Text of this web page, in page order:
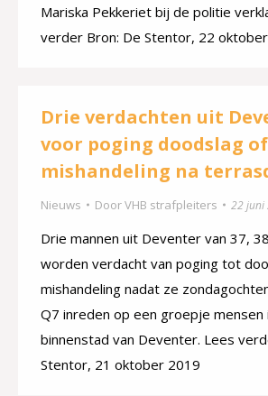
Mariska Pekkeriet bij de politie
verder Bron: De Stentor, 22
Drie verdachten uit
voor poging doodslag
mishandeling na
Nieuws DoorVHB strafpleiters 22 juni
Drie mannen uit Deventer van 37,
worden verdacht van poging tot
mishandeling nadat ze
Q7 inreden op een groepje mensen
binnenstad van Deventer. Lees
Stentor, 21 oktober 2019